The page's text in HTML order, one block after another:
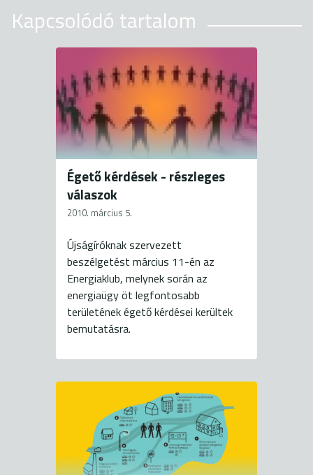
Kapcsolódó tartalom
Égető kérdések - részleges
válaszok
2010. március 5.
Újságíróknak szervezett
beszélgetést március 11-én az
Energiaklub, melynek során az
energiaügy öt legfontosabb
területének égető kérdései kerültek
bemutatásra.